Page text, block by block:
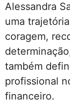
Alessandra
uma
coragem,
também
profissional
financeiro.